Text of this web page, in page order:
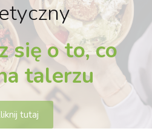
się o to, co
talerzu
tutaj